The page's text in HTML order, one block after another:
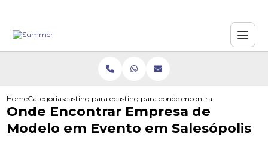
HomeCategoriascasting para eventoscasting para eventos corporativos
onde encontrar empresa de
Onde Encontrar Empresa de
Modelo em Evento em Salesópolis